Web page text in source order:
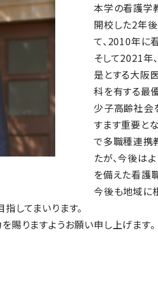
本学の看護学
開校した2年
て、2010年に
そして2021年
是とする大阪
科を有する最
少子高齢社会
すます重要と
で多職種連携
たが、今後は
を備えた看護
今後も地域に
してまいります。
賜りますようお願い申し上げます。